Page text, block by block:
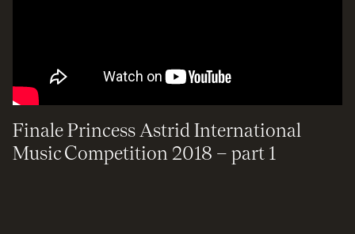
Sjefdirigent Adam Hickox
Vokalensemblet
TSO-koret
Administrasjon
Kontakt oss
+ Se flere valg
Finale Princess Astrid International
Music Competition 2018 – part 1